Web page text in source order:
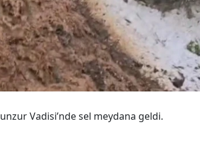
Vadisi’nde sel meydana geldi.